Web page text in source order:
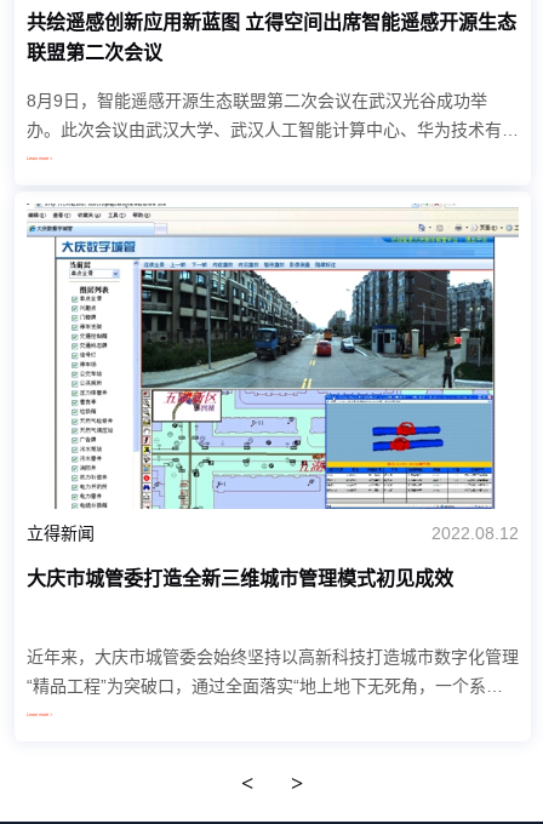
共绘遥感创新应用新蓝图 立得空间出席智能遥感开源生态
联盟第二次会议
8月9日，智能遥感开源生态联盟第二次会议在武汉光谷成功举
办。此次会议由武汉大学、武汉人工智能计算中心、华为技术有限
公司共同主办，立得空间作为副理事长单位出席。会议现场，多家
Learn more >
立得新闻 2022.08.12
大庆市城管委打造全新三维城市管理模式初见成效
近年来，大庆市城管委会始终坚持以高新科技打造城市数字化管理
“精品工程”为突破口，通过全面落实“地上地下无死角，一个系统
全覆盖”的城市管理信息化工作总要求，不断加强新技术的探索和
Learn more >
< >